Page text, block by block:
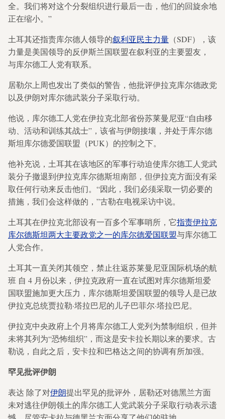
全。我们将对这个分裂组织进行最后一击，他们的回旋余地
正在缩小。”
土耳其还指责库尔德人领导的叙利亚民主力量 （SDF），该
力量是美国领导的反伊斯兰国联盟在叙利亚的主要盟友，
与库尔德工人党有联系。
居勒尔上周也发出了类似的警告，他批评伊拉克库尔德政党
以及伊朗对库尔德武装分子采取行动。
他说，库尔德工人党在伊拉克北部省份苏莱曼尼亚“自由移
动、活动和训练其战士”，该省与伊朗接壤，并处于库尔德
斯坦库尔德爱国联盟（PUK）的控制之下。
他补充说，土耳其在该地区的军事行动迫使库尔德工人党武
装分子撤退到伊拉克库尔德斯坦南部，但伊拉克方面没有采
取任何行动来反击他们。“因此，我们必须采取一切必要的
措施，我们会这样做的，”古勒在电视采访中说。
土耳其在伊拉克北部设有一百多个军事哨所，它指责伊拉克
库尔德斯坦两大主要政党之一的库尔德爱国联盟与库尔德工
人党合作。
土耳其一直关闭其领空，禁止往返苏莱曼尼亚国际机场的航
班 自 4 月份以来，伊拉克政府一直在试图对库尔德斯坦爱
国联盟施加更大压力，库尔德斯坦爱国联盟的领导人是已故
伊拉克总统贾拉勒·塔拉巴尼的儿子巴菲尔·塔拉巴尼。
伊拉克中央政府上个月将库尔德工人党列为禁制组织，但并
未将其列为“恐怖组织”，而这是安卡拉长期以来的要求。古
勒说，自此之后，安卡拉和巴格达之间的协调有所加强。
罕见批评伊朗
表达 除了对伊朗提出罕见的批评外，居勒还对德黑兰方面
未对逃往伊朗领土的库尔德工人党武装分子采取行动表示遗